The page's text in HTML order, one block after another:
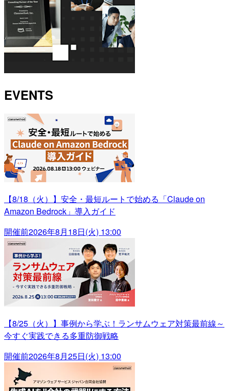
EVENTS
【8/18（火）】安全・最短ルートで始める「Claude on
Amazon Bedrock」導入ガイド
開催前2026年8月18日(火) 13:00
【8/25（火）】事例から学ぶ！ランサムウェア対策最前線～
今すぐ実践できる多重防御戦略
開催前2026年8月25日(火) 13:00